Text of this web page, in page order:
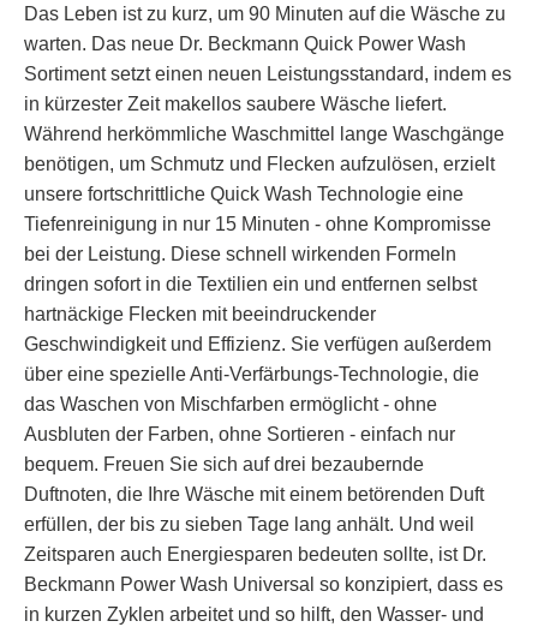
Das Leben ist zu kurz, um 90 Minuten auf die Wäsche zu
warten. Das neue Dr. Beckmann Quick Power Wash
Sortiment setzt einen neuen Leistungsstandard, indem es
in kürzester Zeit makellos saubere Wäsche liefert.
Während herkömmliche Waschmittel lange Waschgänge
benötigen, um Schmutz und Flecken aufzulösen, erzielt
unsere fortschrittliche Quick Wash Technologie eine
Tiefenreinigung in nur 15 Minuten - ohne Kompromisse
bei der Leistung. Diese schnell wirkenden Formeln
dringen sofort in die Textilien ein und entfernen selbst
hartnäckige Flecken mit beeindruckender
Geschwindigkeit und Effizienz. Sie verfügen außerdem
über eine spezielle Anti-Verfärbungs-Technologie, die
das Waschen von Mischfarben ermöglicht - ohne
Ausbluten der Farben, ohne Sortieren - einfach nur
bequem. Freuen Sie sich auf drei bezaubernde
Duftnoten, die Ihre Wäsche mit einem betörenden Duft
erfüllen, der bis zu sieben Tage lang anhält. Und weil
Zeitsparen auch Energiesparen bedeuten sollte, ist Dr.
Beckmann Power Wash Universal so konzipiert, dass es
in kurzen Zyklen arbeitet und so hilft, den Wasser- und